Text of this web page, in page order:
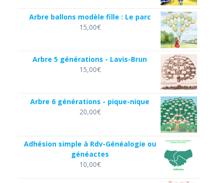
Arbre ballons modèle fille : Le parc
15,00€
Arbre 5 générations - Lavis-Brun
15,00€
Arbre 6 générations - pique-nique
20,00€
Adhésion simple à Rdv-Généalogie ou
généactes
10,00€